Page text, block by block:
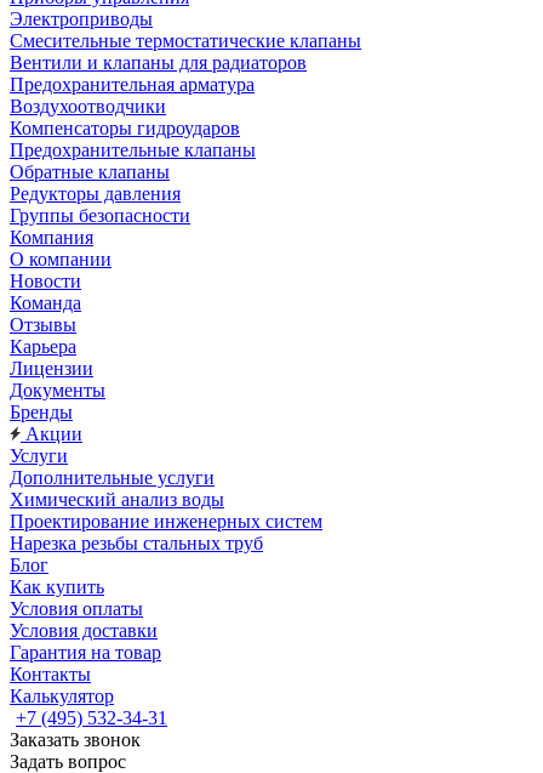
Электроприводы
Смесительные термостатические клапаны
Вентили и клапаны для радиаторов
Предохранительная арматура
Воздухоотводчики
Компенсаторы гидроударов
Предохранительные клапаны
Обратные клапаны
Редукторы давления
Группы безопасности
Компания
О компании
Новости
Команда
Отзывы
Карьера
Лицензии
Документы
Бренды
Акции
Услуги
Дополнительные услуги
Химический анализ воды
Проектирование инженерных систем
Нарезка резьбы стальных труб
Блог
Как купить
Условия оплаты
Условия доставки
Гарантия на товар
Контакты
Калькулятор
+7 (495) 532‑34‑31
Заказать звонок
Задать вопрос